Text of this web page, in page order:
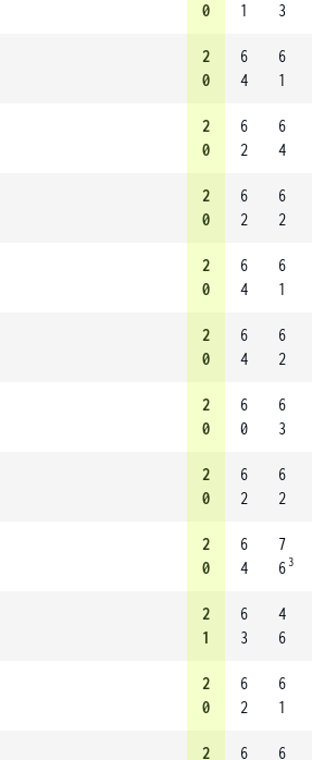
0
1
3
2
0
6
4
6
1
2
0
6
2
6
4
2
0
6
2
6
2
2
0
6
4
6
1
2
0
6
4
6
2
2
0
6
0
6
3
2
0
6
2
6
2
2
0
6
4
7
6 3
2
1
6
3
4
6
2
0
6
2
6
1
2 6 6